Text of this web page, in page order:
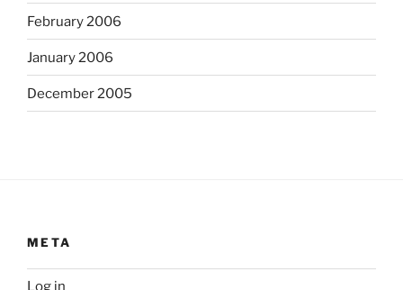
February 2006
January 2006
December 2005
META
Log in